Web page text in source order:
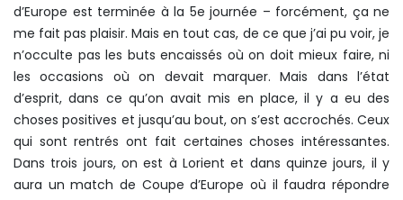
d’Europe est terminée à la 5e journée – forcément, ça ne
me fait pas plaisir. Mais en tout cas, de ce que j’ai pu voir, je
n’occulte pas les buts encaissés où on doit mieux faire, ni
les occasions où on devait marquer. Mais dans l’état
d’esprit, dans ce qu’on avait mis en place, il y a eu des
choses positives et jusqu’au bout, on s’est accrochés. Ceux
qui sont rentrés ont fait certaines choses intéressantes.
Dans trois jours, on est à Lorient et dans quinze jours, il y
aura un match de Coupe d’Europe où il faudra répondre